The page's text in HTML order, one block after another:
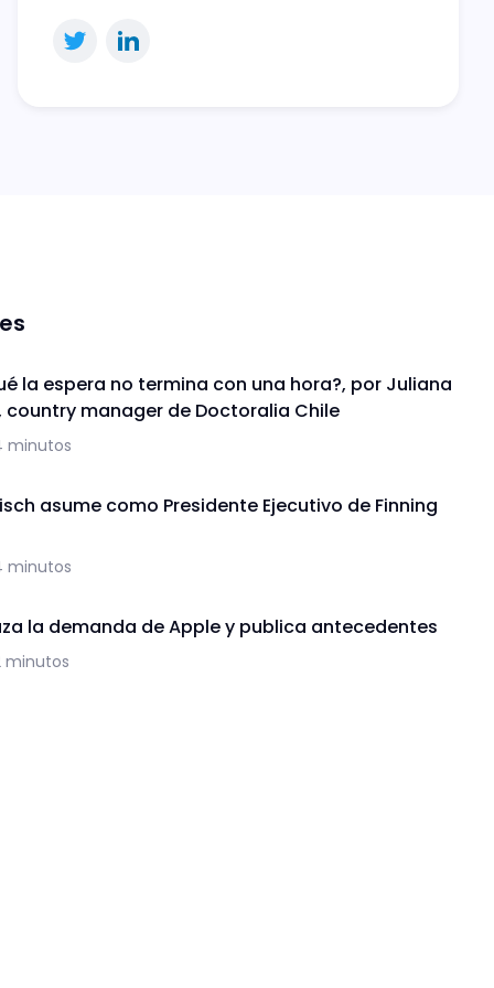
la espera no termina con una hora?, por Juliana
country manager de Doctoralia Chile
minutos
asume como Presidente Ejecutivo de Finning
minutos
la demanda de Apple y publica antecedentes
minutos